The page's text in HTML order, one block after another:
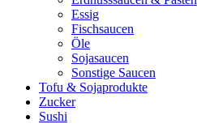
Essig
Fischsaucen
Öle
Sojasaucen
Sonstige Saucen
Tofu & Sojaprodukte
Zucker
Sushi